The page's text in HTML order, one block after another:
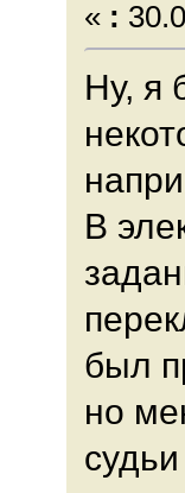
« :
Ну, я
В
был
но